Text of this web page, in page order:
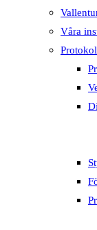
Våra